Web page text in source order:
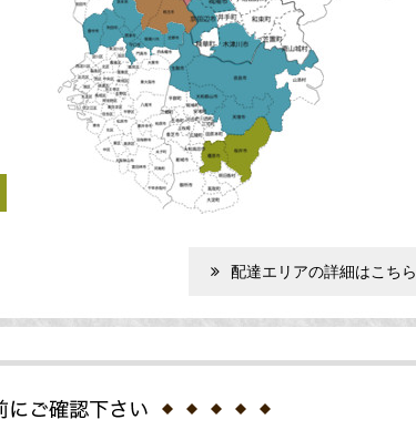
配達エリアの詳細はこちら